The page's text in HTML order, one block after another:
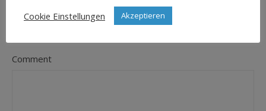
Comment
Cookie Einstellungen
Akzeptieren